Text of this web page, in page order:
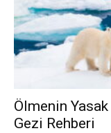
Ölmenin
Gezi Rehberi